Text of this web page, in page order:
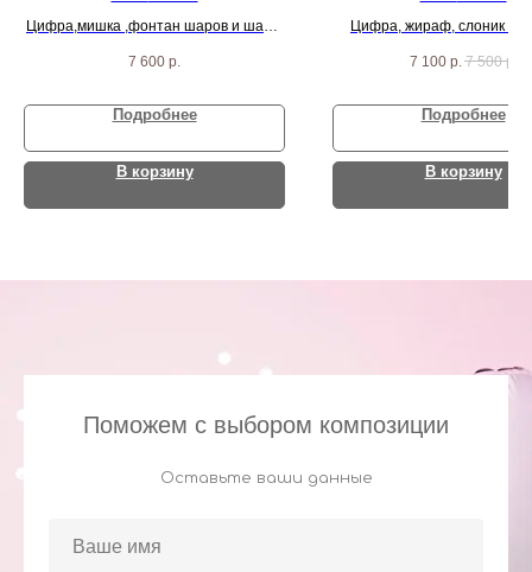
Цифра,мишка ,фонтан шаров и шары
7 600 р.
Подробнее
В корзину
Цифра, жираф, слоник и
7 100 р. 7 500 р.
Подробнее
В корзину
Поможем с выбором композиции
Оставьте ваши данные